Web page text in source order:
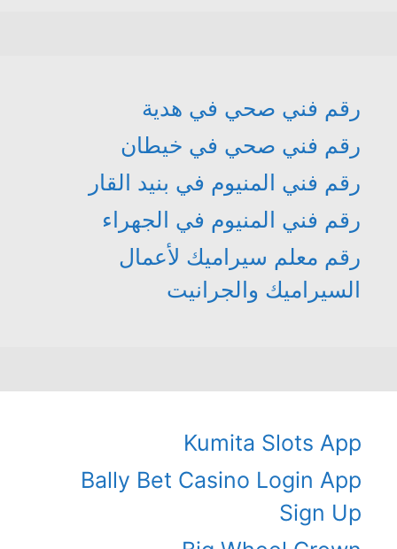
رقم فني صحي في هدية
رقم فني صحي في خيطان
رقم فني المنيوم في بنيد القار
رقم فني المنيوم في الجهراء
رقم معلم سيراميك لأعمال
السيراميك والجرانيت
Kumita Slots App
Bally Bet Casino Login App
Sign Up